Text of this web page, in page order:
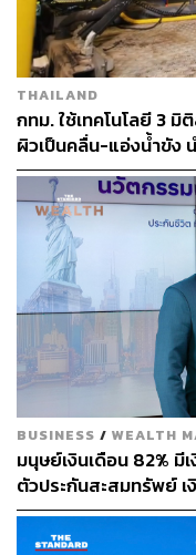
TAGS: มนุษย์เงินเดือน
การจราจรกรุงเท
ก
ฐ
บ
THAILAND
กทม. ใช้เทคโนโลยี 3
ผิวเป็นคลื่น-แอ่งน้ำขัง
BUSINESS / WEALTH
มนุษย์เงินเดือน 82%
ตัวประกันสะสมทรัพย์
ชีวิตนาน 15 ปี เพิ่มโอก